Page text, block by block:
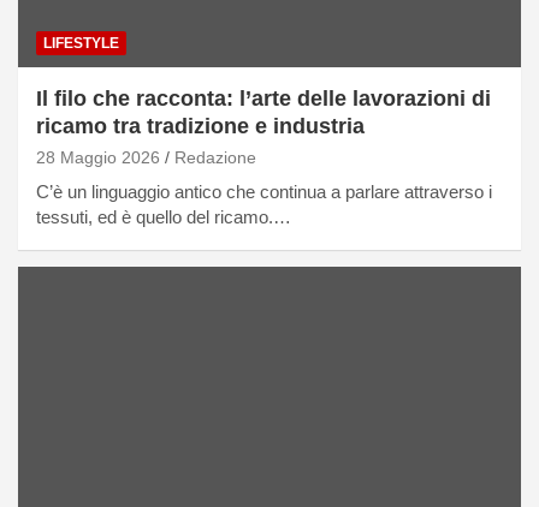
LIFESTYLE
Il filo che racconta: l’arte delle lavorazioni di
ricamo tra tradizione e industria
28 Maggio 2026 Redazione
C’è un linguaggio antico che continua a parlare attraverso i
tessuti, ed è quello del ricamo.…